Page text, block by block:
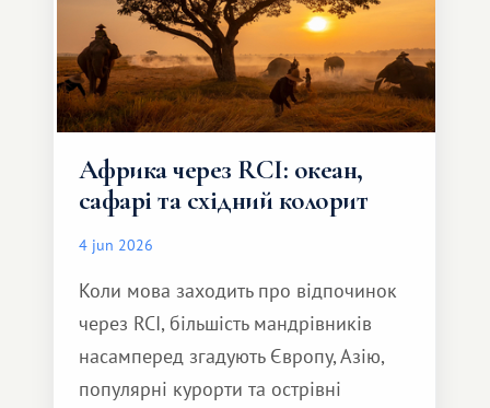
Африка через RCI: океан,
сафарі та східний колорит
4 jun 2026
Коли мова заходить про відпочинок
через RCI, більшість мандрівників
насамперед згадують Європу, Азію,
популярні курорти та острівні